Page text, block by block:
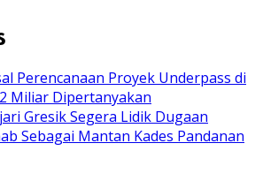
Perencanaan Proyek Underpass di
Miliar Dipertanyakan
Gresik Segera Lidik Dugaan
Sebagai Mantan Kades Pandanan